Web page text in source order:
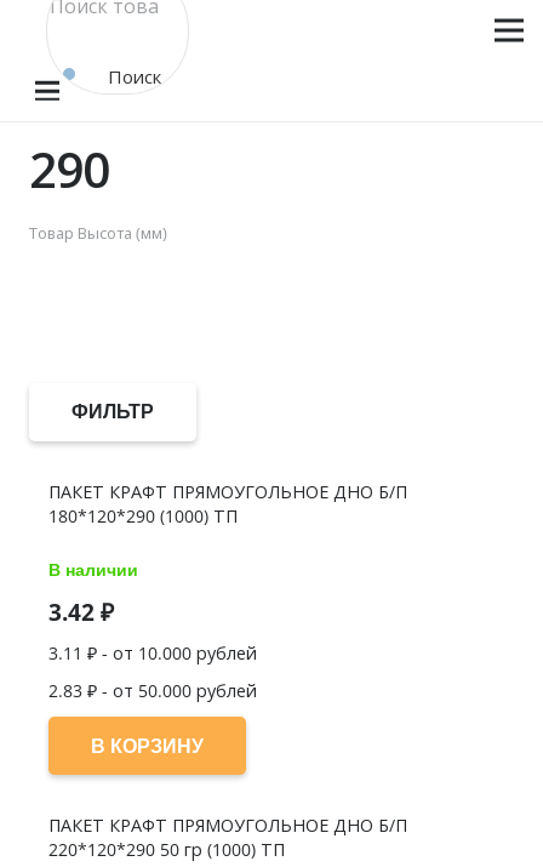
Поиск
290
Товар Высота (мм)
ФИЛЬТР
ПАКЕТ КРАФТ ПРЯМОУГОЛЬНОЕ ДНО Б/П
180*120*290 (1000) ТП
В наличии
3.42₽
3.11 ₽ - от 10.000 рублей
2.83 ₽ - от 50.000 рублей
В КОРЗИНУ
ПАКЕТ КРАФТ ПРЯМОУГОЛЬНОЕ ДНО Б/П
220*120*290 50 гр (1000) ТП